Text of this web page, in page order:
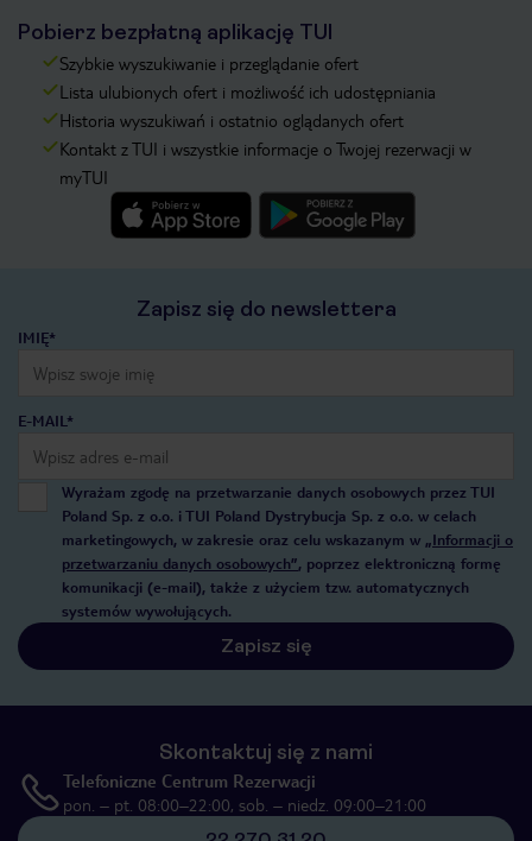
Pobierz bezpłatną aplikację TUI
Szybkie wyszukiwanie i przeglądanie ofert
Lista ulubionych ofert i możliwość ich udostępniania
Historia wyszukiwań i ostatnio oglądanych ofert
Kontakt z TUI i wszystkie informacje o Twojej rezerwacji w
myTUI
Zapisz się do newslettera
IMIĘ*
E-MAIL*
Wyrażam zgodę na przetwarzanie danych osobowych przez TUI
Poland Sp. z o.o. i TUI Poland Dystrybucja Sp. z o.o. w celach
marketingowych, w zakresie oraz celu wskazanym w „Informacji o
przetwarzaniu danych osobowych”, poprzez elektroniczną formę
komunikacji (e-mail), także z użyciem tzw. automatycznych
systemów wywołujących.
Zapisz się
Skontaktuj się z nami
Telefoniczne Centrum Rezerwacji
pon. – pt. 08:00–22:00, sob. – niedz. 09:00–21:00